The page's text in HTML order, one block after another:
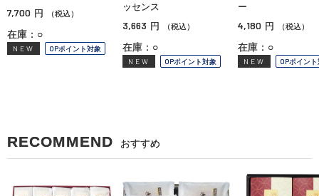
7,700 円 （税込）
在庫：○
NEW OPポイント対象
ッセンス
3,663 円 （税込）
在庫：○
NEW OPポイント対象
ー
4,180 円 （税込）
在庫：○
NEW OPポイン
RECOMMEND おすすめ